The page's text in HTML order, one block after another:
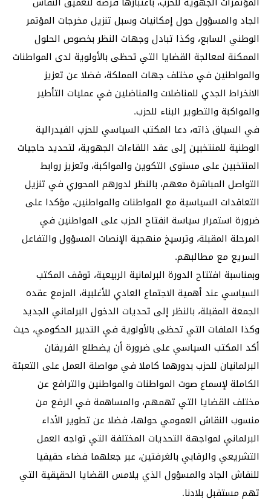
الجاد والمسؤول حول إمكانيات وسبل تنزيل مخرجات المؤتمر
الوطني السابع، وكذا تبادل وجهات النظر بخصوص الحلول
الممكنة لمعالجة القضايا التي تحظى بالأولوية لدى المواطنات
والمواطنين في مختلف جهات المملكة، فضلا عن تعزيز
الانخراط الجدي للمناضلات والمناضلين في عمليات التأطير
والمواكبة والتطوير البناء للحزب.
في السياق ذاته، دعا المكتب السياسي للحزب الفيدرالية
الوطنية للمنتخبين إلى عقد اللقاءات الجهوية، لتحديد حاجيات
المنتخبين على مستوى التكوين والمواكبة، وتعزيز روابط
التواصل المباشرة معهم، بالنظر لدورهم المحوري في تنزيل
التعاقدات السياسية مع المواطنات والمواطنين، مؤكدا على
ضرورة استمرار سياسة انفتاح الحزب على المواطنين في
المرحلة المقبلة، وترسيخ منهجية الإنصات المسؤول والتفاعل
السريع مع مطالبهم.
وبمناسبة افتتاح الدورة البرلمانية الربيعية، توقف المكتب
السياسي عند أهمية الاجتماع العادي للأغلبية، المزمع عقده
الجمعة المقبلة، بالنظر إلى تحديات الدخول البرلماني الجديد
وكذا الملفات التي تحظى بالأولوية في التدبير الحكومي، حيث
أكد المكتب السياسي على ضرورة أن يضطلع الفريقان
البرلمانيان للحزب بدورهما كاملا في مواصلة العمل على التعبئة
الكاملة لإسماع صوت المواطنات والمواطنين والترافع عن
مختلف القضايا التي تهمهم، والمساهمة في الرفع من
منسوب النقاش العمومي حولها، فضلا عن تطوير الأداء
البرلماني لمواجهة التحديات المختلفة التي تواجه العمل
التشريعي والرقابي بالغرفتين، عبر جعلهما فضاء حقيقيا
للنقاش الجاد والمسؤول الذي يلامس القضايا الحقيقية التي
تهم مستقبل بلادنا.